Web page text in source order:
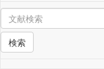
検索